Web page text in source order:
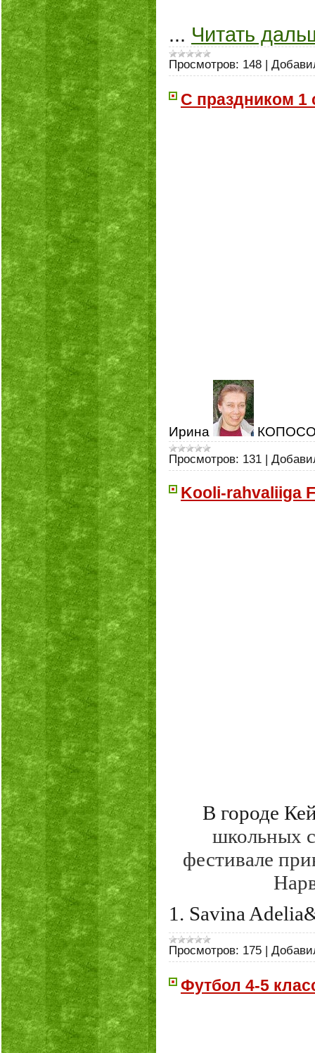
... Читать
Просмотров: 148 |
С праздником 1
Ирина
Просмотров: 131 |
Kooli-rahvaliiga
В городе
школьных
фестивале
1. Savina
Просмотров: 175
Футбол 4-5